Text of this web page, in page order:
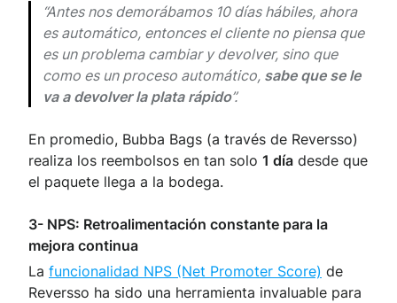
“Antes nos demorábamos 10 días hábiles, ahora
es automático, entonces el cliente no piensa que
es un problema cambiar y devolver, sino que
como es un proceso automático, sabe que se le
va a devolver la plata rápido”.
En promedio, Bubba Bags (a través de Reversso)
realiza los reembolsos en tan solo 1 día desde que
el paquete llega a la bodega.
3- NPS: Retroalimentación constante para la
mejora continua
La funcionalidad NPS (Net Promoter Score) de
Reversso ha sido una herramienta invaluable para